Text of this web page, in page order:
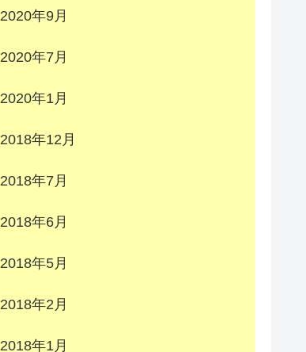
2020年9月
2020年7月
2020年1月
2018年12月
2018年7月
2018年6月
2018年5月
2018年2月
2018年1月